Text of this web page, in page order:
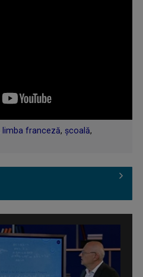
limba franceză, școală,